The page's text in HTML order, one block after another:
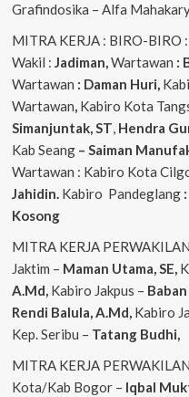
Grafindosika – Alfa
MITRA KERJA : BIRO-BIRO
Wakil : Jadiman,Wartawan :
Wartawan : Daman Huri,
Wartawan, Kabiro Kota
Simanjuntak, ST, Hendra
Kab Seang– Saiman
Wartawan : Kabiro Kota
Jahidin. Kabiro Pandeglang
Kosong
MITRA KERJA
Jaktim – Maman Utama, SE,
A.Md, Kabiro Jakpus –
Rendi Balula, A.Md, Kabiro
Kep. Seribu – Tatang Budhi,
MITRA KERJA
Kota/Kab Bogor – Iqbal